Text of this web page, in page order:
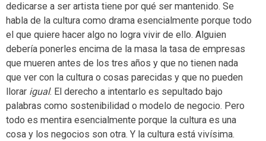
dedicarse a ser artista tiene por qué ser mantenido. Se
habla de la cultura como drama esencialmente porque todo
el que quiere hacer algo no logra vivir de ello. Alguien
debería ponerles encima de la masa la tasa de empresas
que mueren antes de los tres años y que no tienen nada
que ver con la cultura o cosas parecidas y que no pueden
llorar igual. El derecho a intentarlo es sepultado bajo
palabras como sostenibilidad o modelo de negocio. Pero
todo es mentira esencialmente porque la cultura es una
cosa y los negocios son otra. Y la cultura está vivísima.